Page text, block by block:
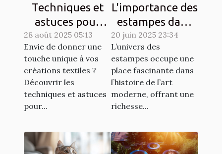
Techniques et
astuces pour
matelasser son
propre tissu
28 août 2025 05:13
Envie de donner une
touche unique à vos
créations textiles ?
Découvrir les
techniques et astuces
pour...
L'importance des
estampes dans
l'art moderne
20 juin 2025 23:34
L’univers des
estampes occupe une
place fascinante dans
l’histoire de l’art
moderne, offrant une
richesse...